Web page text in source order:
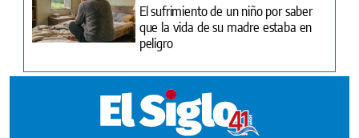
El sufrimiento de un niño por saber
que la vida de su madre estaba en
peligro